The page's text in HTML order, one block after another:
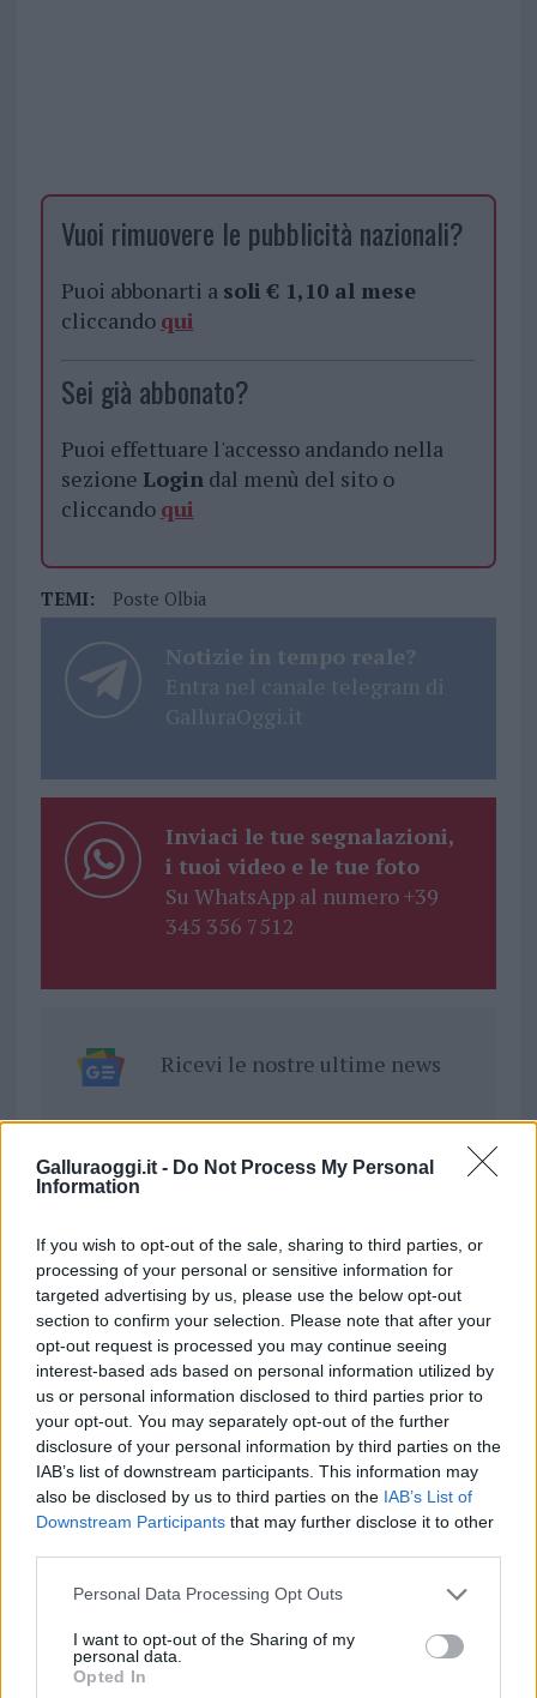
Galluraoggi.it - Do Not Process My Personal
Information
If you wish to opt-out of the sale, sharing to third parties, or
processing of your personal or sensitive information for
targeted advertising by us, please use the below opt-out
section to confirm your selection. Please note that after your
opt-out request is processed you may continue seeing
interest-based ads based on personal information utilized by
us or personal information disclosed to third parties prior to
your opt-out. You may separately opt-out of the further
disclosure of your personal information by third parties on the
IAB’s list of downstream participants. This information may
also be disclosed by us to third parties on the IAB’s List of
Downstream Participants that may further disclose it to other
Please note that this website/app uses one or more Google
not limited to your visit or usage behaviour. You may click to
grant or deny consent to Google and its third-party tags to
use your data for below specified purposes in below Google
Personal Data Processing Opt Outs
I want to opt-out of the Sharing of my
personal data.
Opted In
Vuoi rimuovere le pubblicità nazionali?
Puoi abbonarti a soli € 1,10 al mese
cliccando qui
Sei già abbonato?
Puoi effettuare l'accesso andando nella
sezione Logindal menù del sito o
cliccando qui
TEMI: Poste Olbia
Notizie in tempo reale?
Entra nel canale telegram di
GalluraOggi.it
Inviaci le tue segnalazioni,
i tuoi video e le tue foto
Su WhatsApp al numero +39
345 356 7512
Ricevi le nostre ultime news
daGoogle News
F
a
ce
b
o
o
k
T
w
it
te
r
Pi
n
te
re
st
W
h
at
s
A
p
p
S
h
a
re
Articolo precedente
Prossimo articolo
NOTIZIE RECENTI
“Sul filo del discorso”: sold out ad Olbia per il
reading su Atzeni
La Maddalena, festa per i 30 anni del Diving
center di Tegge